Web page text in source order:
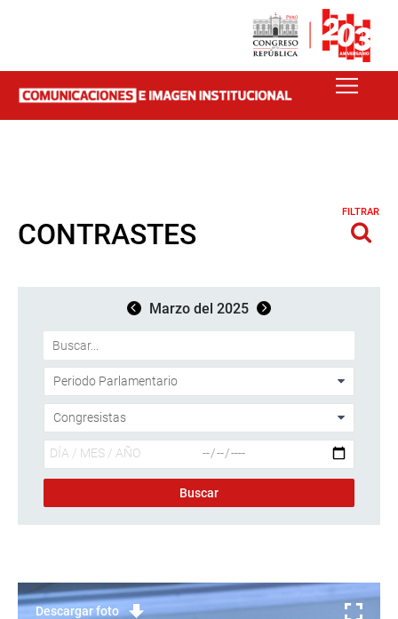
CONTRASTES
FILTRAR
Marzo del 2025
Descargar foto